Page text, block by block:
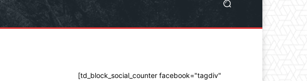
[td_block_social_counter facebook="tagdiv"